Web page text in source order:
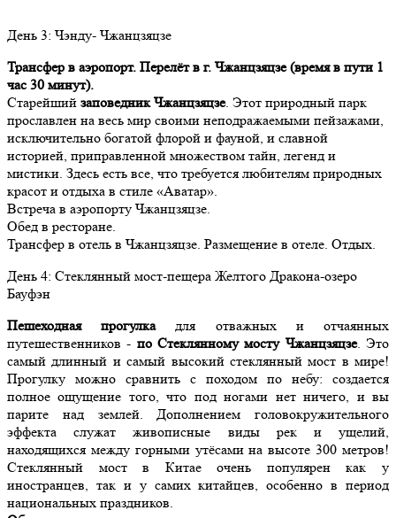
День 3: Чэнду- Чжанцзяцзе
Трансфер в аэропорт. Перелёт в г. Чжанцзяцзе (время в пути 1
час 30 минут).
Старейший заповедник Чжанцзяцзе. Этот природный парк
прославлен на весь мир своими неподражаемыми пейзажами,
исключительно богатой флорой и фауной, и славной
историей, приправленной множеством тайн, легенд и
мистики. Здесь есть все, что требуется любителям природных
красот и отдыха в стиле «Аватар».
Встреча в аэропорту Чжанцзяцзе.
Обед в ресторане.
Трансфер в отель в Чжанцзяцзе. Размещение в отеле. Отдых.
День 4: Стеклянный мост-пещера Желтого Дракона-озеро
Бауфэн
Пешеходная прогулкадля отважных и отчаянных
путешественников - по Стеклянному мосту Чжанцзяцзе. Это
самый длинный и самый высокий стеклянный мост в мире!
Прогулку можно сравнить с походом по небу: создается
полное ощущение того, что под ногами нет ничего, и вы
парите над землей. Дополнением головокружительного
эффекта служат живописные виды рек и ущелий,
находящихся между горными утёсами на высоте 300 метров!
Стеклянный мост в Китае очень популярен как у
иностранцев, так и у самих китайцев, особенно в период
национальных праздников.